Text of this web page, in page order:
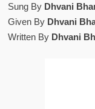
Sung By Dhvani
Given By Dhvani
Written By Dhvani